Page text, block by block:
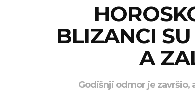
BLIZANCI
A
Godišnji odmor je završio,